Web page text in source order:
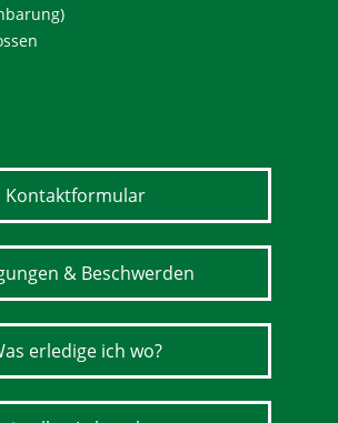
Kontaktformular
& Beschwerden
erledige ich wo?